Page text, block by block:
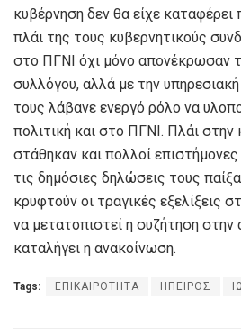
κυβέρνηση δεν θα είχε καταφέρει
πλάι της τους κυβερνητικούς
στο ΠΓΝΙ όχι μόνο απονέκρωσαν
συλλόγου, αλλά με την
τους λάβανε ενεργό ρόλο να
πολιτική και στο ΠΓΝΙ. Πλάι
στάθηκαν και πολλοί
τις δημόσιες δηλώσεις τους
κρυφτούν οι τραγικές εξελίξεις
να μετατοπιστεί η συζήτηση στην
καταλήγει η ανακοίνωση.
Tags: ΕΠΙΚΑΙΡΟΤΗΤΑ ΗΠΕΙΡΟΣ